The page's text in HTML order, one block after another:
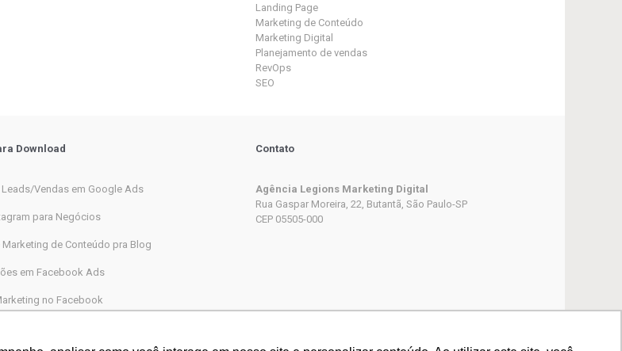
Landing Page
Marketing de Conteúdo
Marketing Digital
Planejamento de vendas
RevOps
SEO
Download
Leads/Vendas em Google Ads
para Negócios
Marketing de Conteúdo pra Blog
em Facebook Ads
no Facebook
Contato
Agência Legions Marketing Digital
Rua Gaspar Moreira, 22, Butantã, São Paulo-SP
CEP 05505-000